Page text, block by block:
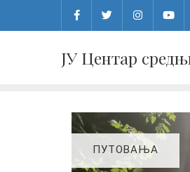
ЈУ Центар
ПУТОВАЊА